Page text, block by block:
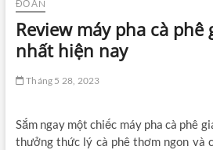
ĐỒ ĂN
Review máy pha cà
nhất hiện nay
Tháng 5 28, 2023
Sắm ngay một chiếc máy pha cà phê
thưởng thức lý cà phê thơm ngon và